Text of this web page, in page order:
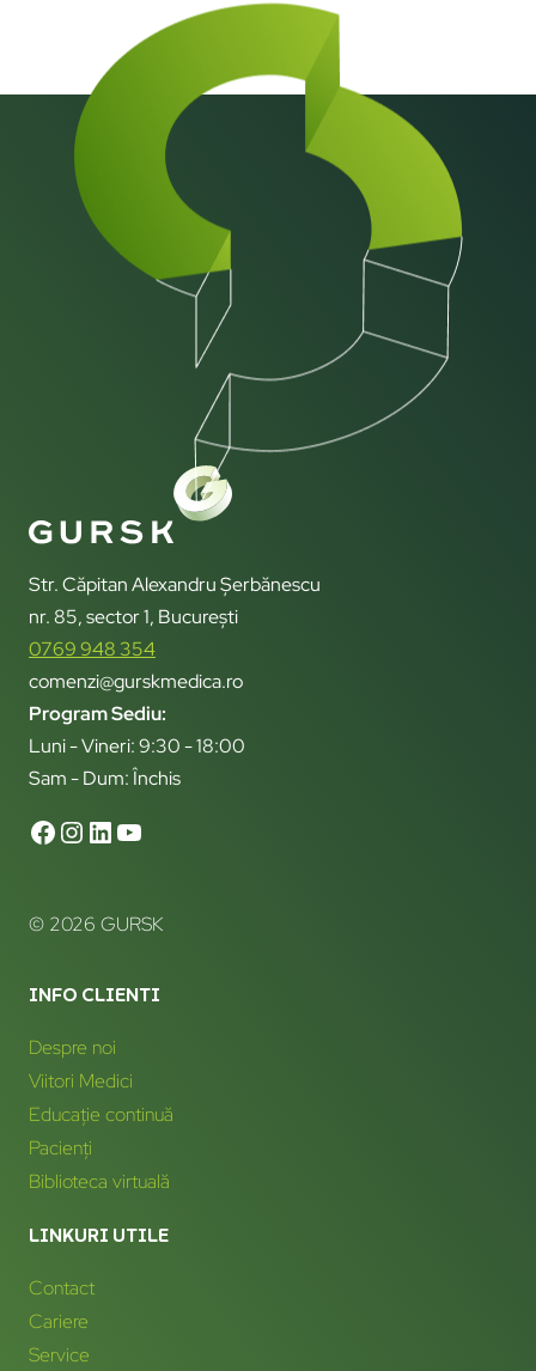
Str. Căpitan Alexandru Șerbănescu
nr. 85, sector 1, București
0769 948 354
comenzi@gurskmedica.ro
Program Sediu:
Luni - Vineri: 9:30 - 18:00
Sam - Dum: Închis
© 2026 GURSK
INFO CLIENTI
Despre noi
Viitori Medici
Educație continuă
Pacienți
Biblioteca virtuală
LINKURI UTILE
Contact
Cariere
Service